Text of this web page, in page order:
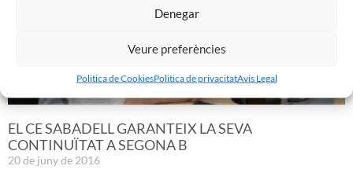
Denegar
Veure preferències
Politica de CookiesPolitica de privacitatAvis Legal
EL CE SABADELL GARANTEIX LA SEVA
CONTINUÏTAT A SEGONA B
20 de juny de 2016